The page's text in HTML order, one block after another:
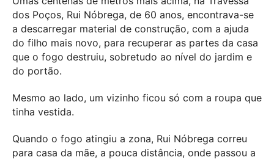
dos Poços, Rui Nóbrega, de 60 anos, encontrava-se
a descarregar material de construção, com a ajuda
do filho mais novo, para recuperar as partes da casa
que o fogo destruiu, sobretudo ao nível do jardim e
do portão.
Mesmo ao lado, um vizinho ficou só com a roupa que
tinha vestida.
Quando o fogo atingiu a zona, Rui Nóbrega correu
para casa da mãe, a pouca distância, onde passou a